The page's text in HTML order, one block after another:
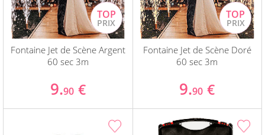
Fontaine Jet de Scène Argent
60 sec 3m
9.90 €
Fontaine Jet de Scène Doré
60 sec 3m
9.90 €